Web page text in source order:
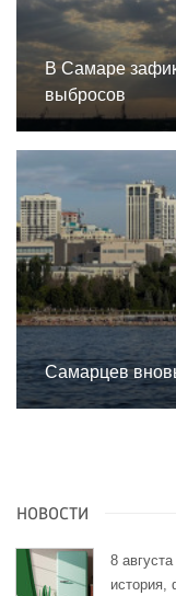
В Самаре
выбросов
Самарцев
НОВОСТИ
8
история,